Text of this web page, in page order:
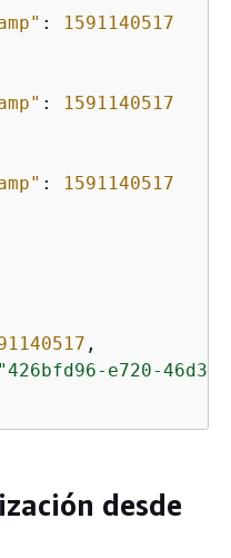
:
1591140517
:
1591140517
:
1591140517
,
"426bfd96-e720-46d3-
desde